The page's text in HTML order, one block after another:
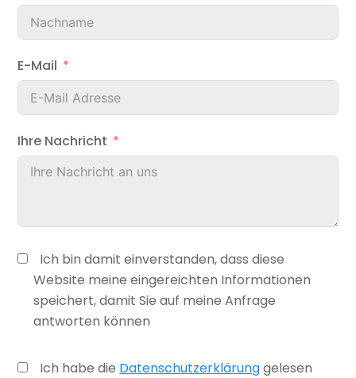
E-Mail
Ihre Nachricht
Ich bin damit einverstanden, dass diese
Website meine eingereichten Informationen
speichert, damit Sie auf meine Anfrage
antworten können
Ich habe die Datenschutzerklärunggelesen